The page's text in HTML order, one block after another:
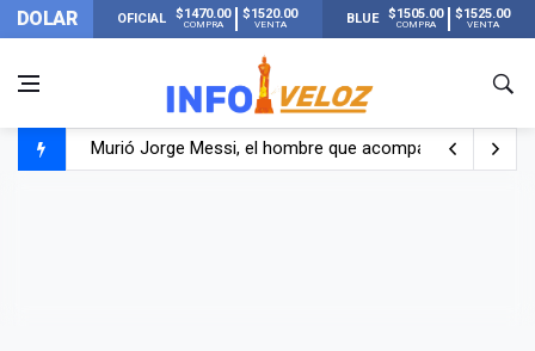
DOLAR OFICIAL $1470.00
COMPRA
$1520.00
VENTA BLUE $1505.00
COMPRA
$1525.00
VENTA
Murió Jorge Messi, el hombre que acompañó a Lionel
Los mensajes de Newell’s y el resto del mundo del